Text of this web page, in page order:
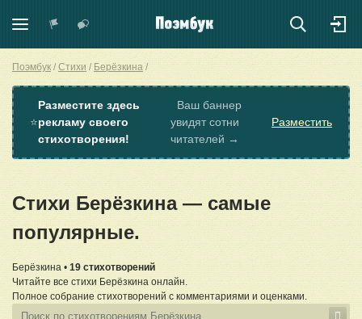
Поэмбук Стихи Берёзкина
⭐
Разместите здесь
рекламу своего
стихотворения!
Ваш баннер
увидят сотни
читателей →
Разместить
Стихи Берёзкина — самые
популярные.
Берёзкина • 19 стихотворений
Читайте все стихи Берёзкина онлайн.
Полное собрание стихотворений с комментариями и оценками.